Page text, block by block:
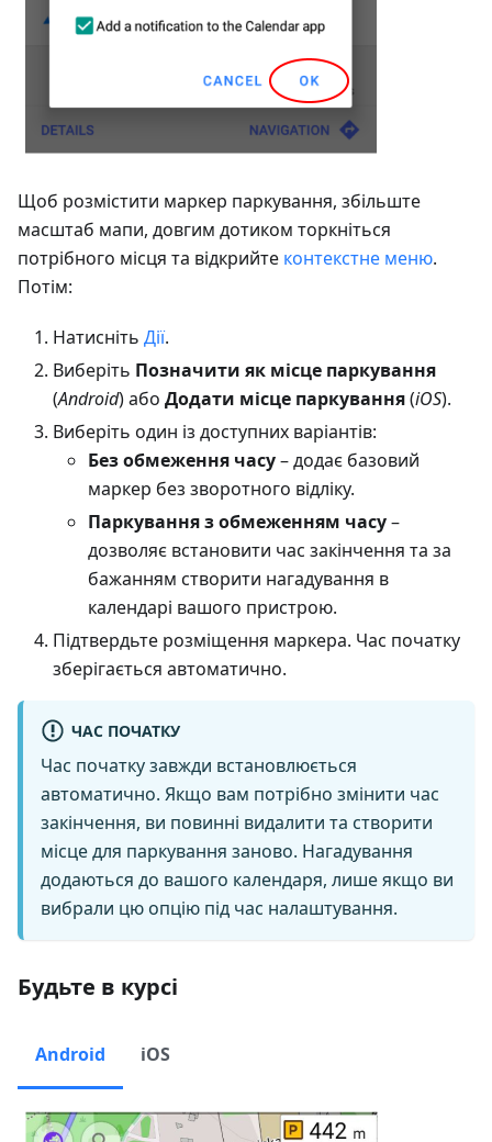
Щоб розмістити маркер паркування, збільште
масштаб мапи, довгим дотиком торкніться
потрібного місця та відкрийте контекстне меню.
Потім:
Натисніть Дії.
Виберіть Позначити як місце паркування
(Android) або Додати місце паркування(iOS).
Виберіть один із доступних варіантів:
Без обмеження часу– додає базовий
маркер без зворотного відліку.
Паркування з обмеженням часу–
дозволяє встановити час закінчення та за
бажанням створити нагадування в
календарі вашого пристрою.
Підтвердьте розміщення маркера. Час початку
зберігається автоматично.
ЧАС ПОЧАТКУ
Час початку завжди встановлюється
автоматично. Якщо вам потрібно змінити час
закінчення, ви повинні видалити та створити
місце для паркування заново. Нагадування
додаються до вашого календаря, лише якщо ви
вибрали цю опцію під час налаштування.
Будьте в курсі
Android iOS